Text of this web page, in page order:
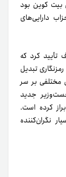
بیت کوین بود
دارایی‌های
تأیید کرد که
تبدیل
مختلفی بر سر
جدید
کرده است.
نگران‌کننده